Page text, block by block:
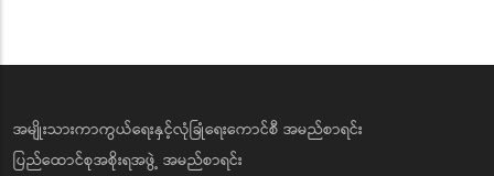
အမျိုးသားကာကွယ်ရေးနှင့်လုံခြုံရေးကောင်စီ အမည်စာရင်း
ပြည်ထောင်စုအစိုးရအဖွဲ့ အမည်စာရင်း